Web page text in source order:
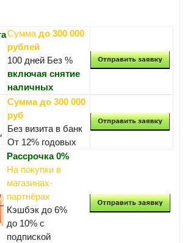
Сумма до 300 000
рублей
100 дней Без %
включая снятие
наличных
Сумма до 300 000
руб
Без визита в банк
От 12% годовых
Рассрочка 0%
На покупки в
магазинах-
партнёрах
Кэшбэк до 6%
до 10% с
подпиской